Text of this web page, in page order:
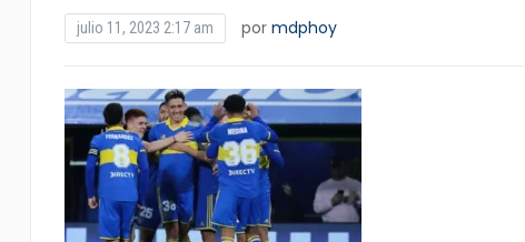
julio 11, 2023 2:17 am por mdphoy